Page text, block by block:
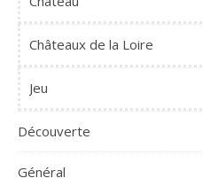
Châteaux de la Loire
Jeu
Découverte
Général